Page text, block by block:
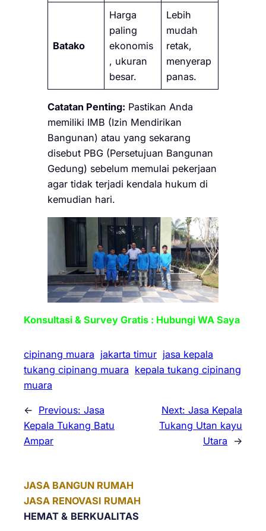
Batako
Harga
paling
ekonomis
, ukuran
besar.
Lebih
mudah
retak,
menyerap
panas.
Catatan Penting: Pastikan Anda
memiliki IMB (Izin Mendirikan
Bangunan) atau yang sekarang
disebut PBG (Persetujuan Bangunan
Gedung) sebelum memulai pekerjaan
agar tidak terjadi kendala hukum di
kemudian hari.
Konsultasi & Survey Gratis : Hubungi WA Saya
cipinang muara jakarta timur jasa kepala
tukang cipinang muara kepala tukang cipinang
muara
← Previous: Jasa
Kepala Tukang Batu
Ampar
Next: Jasa Kepala
Tukang Utan kayu
Utara
→
JASA BANGUN RUMAH
JASA RENOVASI RUMAH
HEMAT & BERKUALITAS